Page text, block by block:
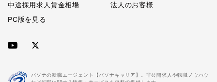
中途採用求人賃金相場
法人のお客様
PC版を見る
パソナの転職エージェント【パソナキャリア】。非公開求人や転職ノウハウ